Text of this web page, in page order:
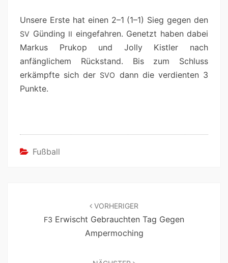
Unsere Erste hat einen 2–1 (1–1) Sieg gegen den
SV Günd­ing II einge­fahren. Genet­zt haben dabei
Markus Prukop und Jol­ly Kistler nach
anfänglichem Rück­stand. Bis zum Schluss
erkämpfte sich der SVO dann die ver­di­en­ten 3
Punkte.
Fußball
VORHERIGER
F3 Erwischt Gebrauchten Tag Gegen
Ampermoching